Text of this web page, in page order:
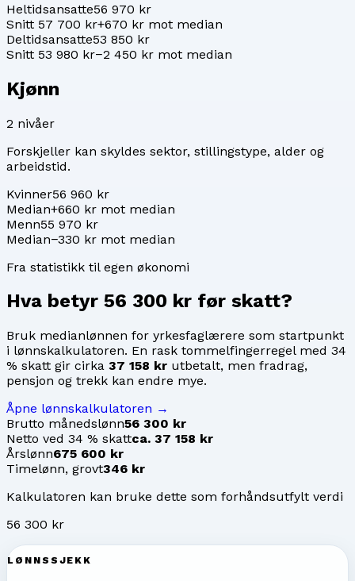
Heltidsansatte56 970 kr
Snitt 57 700 kr+670 kr mot median
Deltidsansatte53 850 kr
Snitt 53 980 kr−2 450 kr mot median
Kjønn
2 nivåer
Forskjeller kan skyldes sektor, stillingstype, alder og
arbeidstid.
Kvinner56 960 kr
Median+660 kr mot median
Menn55 970 kr
Median−330 kr mot median
Fra statistikk til egen økonomi
Hva betyr 56 300 kr før skatt?
Bruk medianlønnen for yrkesfaglærere som startpunkt
i lønnskalkulatoren. En rask tommelfingerregel med 34
% skatt gir cirka 37 158 kr utbetalt, men fradrag,
pensjon og trekk kan endre mye.
Åpne lønnskalkulatoren →
Brutto månedslønn56 300 kr
Netto ved 34 % skattca. 37 158 kr
Årslønn675 600 kr
Timelønn, grovt346 kr
Kalkulatoren kan bruke dette som forhåndsutfylt verdi
56 300 kr
LØNNSSJEKK